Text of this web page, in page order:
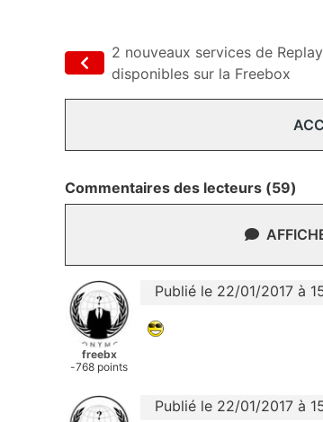
2 nouveaux services de
disponibles sur la Freebox
Commentaires des lecteurs (59)
freebx
-768 points
Publié le 22/01/2017 à
Publié le 22/01/2017 à